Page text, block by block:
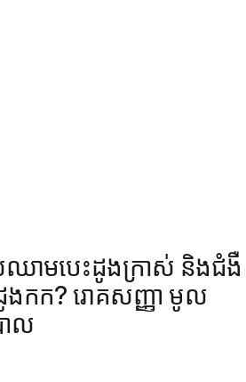
ឈាមបេះដូងក្រាស់ និងជំងឺ
កក? រោគសញ្ញា មូល
ាល